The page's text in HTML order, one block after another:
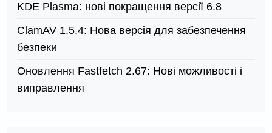
KDE Plasma: нові покращення версії 6.8
ClamAV 1.5.4: Нова версія для забезпечення
безпеки
Оновлення Fastfetch 2.67: Нові можливості і
виправлення